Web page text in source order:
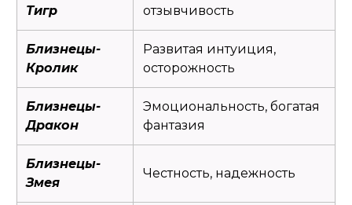
Тигр
отзывчивость
Близнецы-
Кролик
Развитая интуиция,
осторожность
Близнецы-
Дракон
Эмоциональность, богатая
фантазия
Близнецы-
Змея
Честность, надежность